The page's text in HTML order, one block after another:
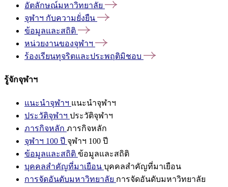
อัตลักษณ์มหาวิทยาลัย
จุฬาฯ กับความยั่งยืน
ข้อมูลและสถิติ
หน่วยงานของจุฬาฯ
ร้องเรียนทุจริตและประพฤติมิชอบ
รู้จักจุฬาฯ
แนะนำจุฬาฯ แนะนำจุฬาฯ
ประวัติจุฬาฯ ประวัติจุฬาฯ
ภารกิจหลัก ภารกิจหลัก
จุฬาฯ 100 ปี จุฬาฯ 100 ปี
ข้อมูลและสถิติ ข้อมูลและสถิติ
บุคคลสำคัญที่มาเยือน บุคคลสำคัญที่มาเยือน
การจัดอันดับมหาวิทยาลัย การจัดอันดับมหาวิทยาลัย